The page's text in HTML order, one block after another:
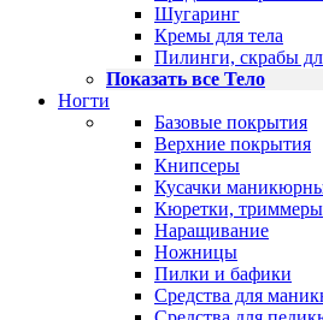
Шугаринг
Кремы для тела
Пилинги, скрабы
Показать все Тело
Ногти
Базовые покрытия
Верхние покрытия
Книпсеры
Кусачки
Кюретки, триммеры
Наращивание
Ножницы
Пилки и бафики
Средства для